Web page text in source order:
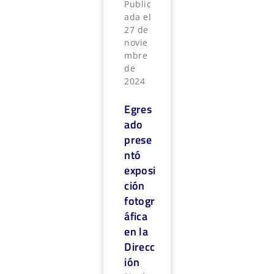
Public
ada el
27 de
novie
mbre
de
2024
Egres
ado
prese
ntó
exposi
ción
fotogr
áfica
en la
Direcc
ión